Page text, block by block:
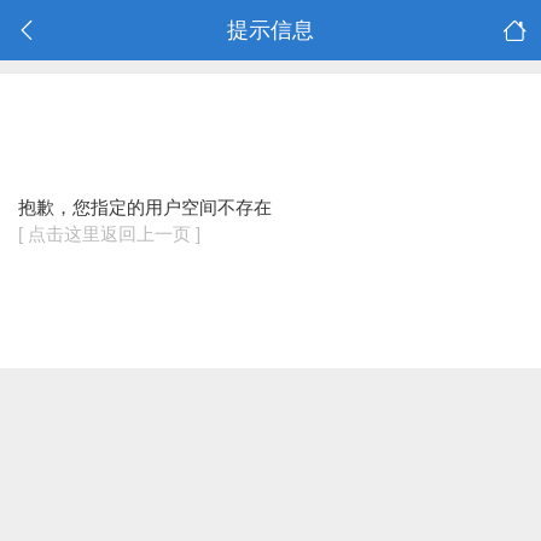
提示信息
抱歉，您指定的用户空间不存在
[ 点击这里返回上一页 ]